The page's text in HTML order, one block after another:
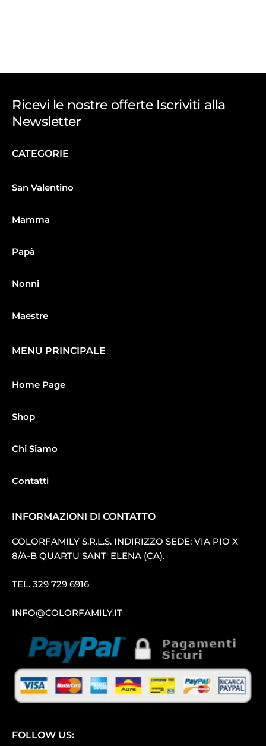
Ricevi le nostre offerte Iscriviti alla
Newsletter
CATEGORIE
San Valentino
Mamma
Papà
Nonni
Maestre
MENU PRINCIPALE
Home Page
Shop
Chi Siamo
Contatti
INFORMAZIONI DI CONTATTO
COLORFAMILY S.R.L.S. INDIRIZZO SEDE: VIA PIO X
8/A-B QUARTU SANT′ ELENA (CA).
TEL. 329 729 6916
INFO@COLORFAMILY.IT
FOLLOW US: